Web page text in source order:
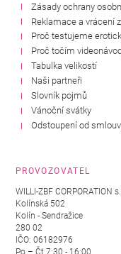
Zásady ochrany
Reklamace a vrácení
Proč testujeme
Proč točím
Tabulka velikostí
Naši partneři
Slovník pojmů
Vánoční svátky
Odstoupení od
PROVOZOVATEL
WILLI-ZBF CORPORATION
Kolínská 502
Kolín - Sendražice
280 02
IČO: 06182976
Po – Čt 7:30 - 16:00